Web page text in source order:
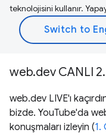
teknolojisini kullanır.
web.dev CANLI
web.dev LIVE'ı
bizde. YouTube'da
konuşmaları izleyin (1.